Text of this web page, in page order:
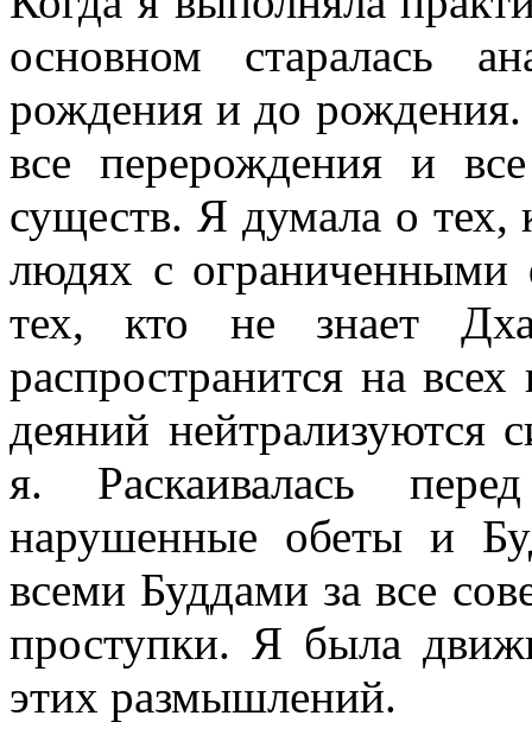
основном старалась
рождения и до рождения.
все перерождения и
существ. Я думала о
людях с ограниченными
тех, кто не знает
распространится на
деяний нейтрализуются
я. Раскаивалась
нарушенные обеты и
всеми Буддами за все
проступки. Я была
этих размышлений.